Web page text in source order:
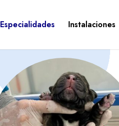
Especialidades Instalaciones